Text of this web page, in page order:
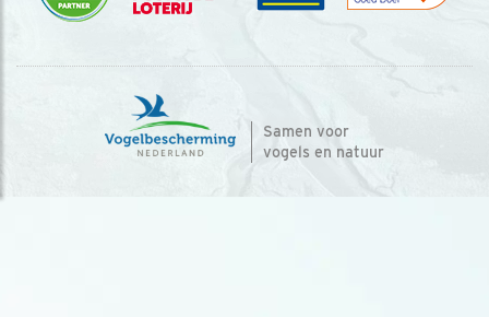
Samen voor
vogels en natuur